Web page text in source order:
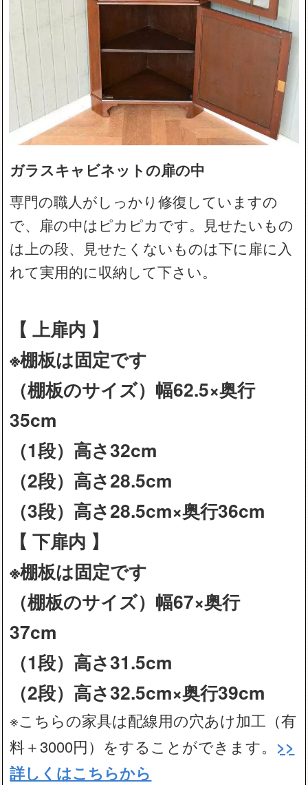
ガラスキャビネットの扉の中
専門の職人がしっかり修復していますの
で、扉の中はピカピカです。見せたいもの
は上の段、見せたくないものは下に扉に入
れて実用的に収納して下さい。
【 上扉内 】
※棚板は固定です
（棚板のサイズ）幅62.5×奥行
35cm
（1段）高さ32cm
（2段）高さ28.5cm
（3段）高さ28.5cm×奥行36cm
【 下扉内 】
※棚板は固定です
（棚板のサイズ）幅67×奥行
37cm
（1段）高さ31.5cm
（2段）高さ32.5cm×奥行39cm
※こちらの家具は配線用の穴あけ加工（有
料＋3000円）をすることができます。 >>
詳しくはこちらから